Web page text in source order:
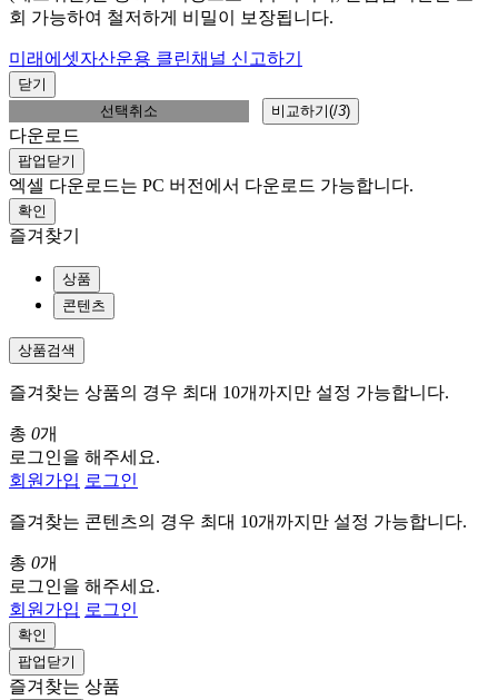
회 가능하여 철저하게 비밀이 보장됩니다.
미래에셋자산운용 클린채널 신고하기
닫기
선택취소
비교하기(/3)
다운로드
팝업닫기
엑셀 다운로드는 PC 버전에서 다운로드 가능합니다.
확인
즐겨찾기
상품
콘텐츠
상품검색
즐겨찾는 상품의 경우 최대 10개까지만 설정 가능합니다.
총 0개
로그인을 해주세요.
회원가입 로그인
즐겨찾는 콘텐츠의 경우 최대 10개까지만 설정 가능합니다.
총 0개
로그인을 해주세요.
회원가입 로그인
확인
팝업닫기
즐겨찾는 상품